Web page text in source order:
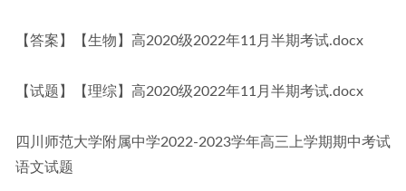
【答案】【生物】高2020级2022年11月半期考试.docx
【试题】【理综】高2020级2022年11月半期考试.docx
四川师范大学附属中学2022-2023学年高三上学期期中考试
语文试题